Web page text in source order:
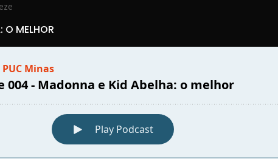
O MELHOR